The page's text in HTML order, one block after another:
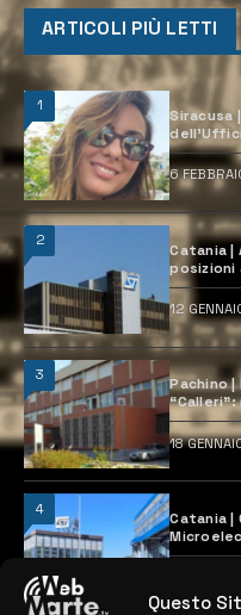
Questo
ARTICOLI PIÙ LETTI
1
Siracusa
6
2
Catania |
posizioni
12
3
Pachino
18
4
Catania |
previste